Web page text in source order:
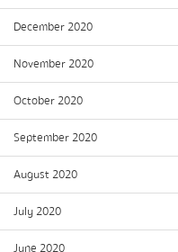
December 2020
November 2020
October 2020
September 2020
August 2020
July 2020
June 2020